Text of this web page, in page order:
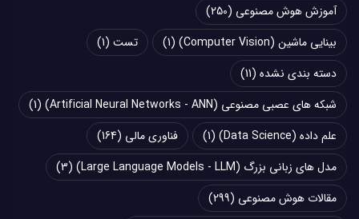
آموزش هوش مصنوعی (250)
بینایی ماشین (Computer Vision)
(1) تست (1)
دسته بندی نشده (11)
شبکه های عصبی مصنوعی (Artificial Neural Networks - ANN)
(1)
علم داده (Data Science)
(1) فناوری مالی (164)
مدل های زبانی بزرگ (Large Language Models - LLM)
(3)
مقالات هوش مصنوعی (299)